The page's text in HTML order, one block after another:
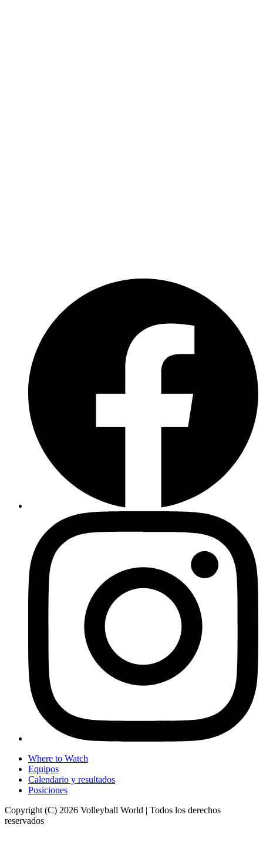
Where to Watch
Equipos
Calendario y resultados
Posiciones
Copyright (C) 2026 Volleyball World | Todos los derechos
reservados